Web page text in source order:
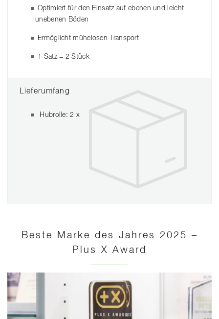
Optimiert für den Einsatz auf ebenen und leicht
unebenen Böden
Ermöglicht mühelosen Transport
1 Satz = 2 Stück
Lieferumfang
Hubrolle: 2 x
Beste Marke des Jahres 2025 –
Plus X Award